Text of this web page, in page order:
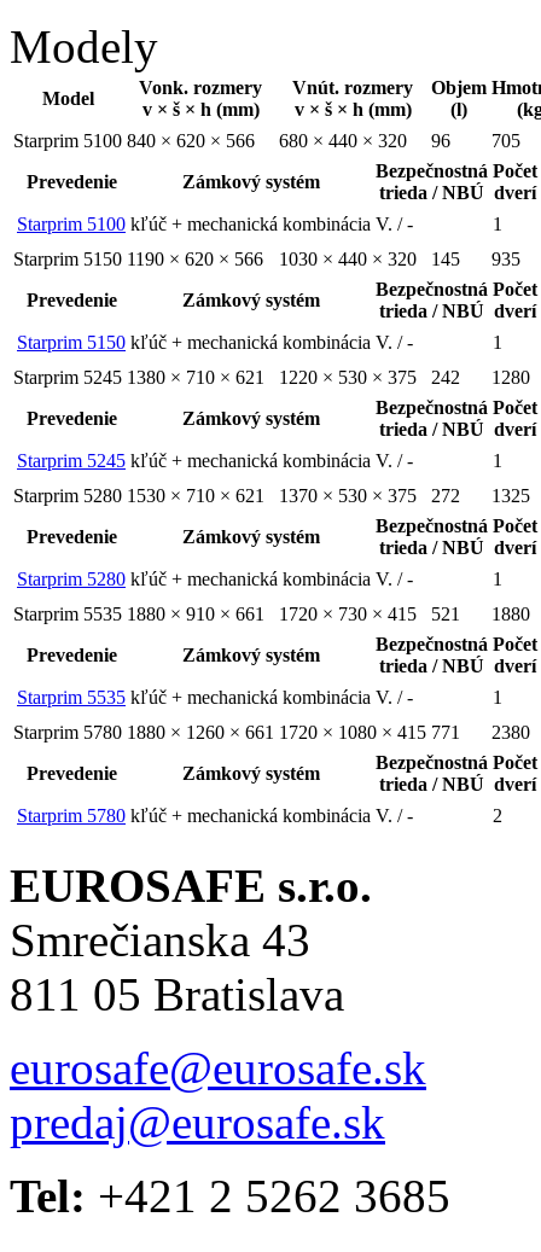
Modely
Model
Vonk. rozmery
v × š × h (mm)
Vnút. rozmery
v × š × h (mm)
Objem
(l)
Starprim 5100 840 × 620 × 566 680 × 440 × 320 96
705
Prevedenie
Zámkový systém
Bezpečnostná
trieda / NBÚ
Počet
dverí
Starprim 5100 kľúč + mechanická kombinácia V. / -
1
Starprim 5150 1190 × 620 × 566 1030 × 440 × 320 145
935
Prevedenie
Zámkový systém
Bezpečnostná
trieda / NBÚ
Počet
dverí
Starprim 5150 kľúč + mechanická kombinácia V. / -
1
Starprim 5245 1380 × 710 × 621 1220 × 530 × 375 242
1280
Prevedenie
Zámkový systém
Bezpečnostná
trieda / NBÚ
Počet
dverí
Starprim 5245 kľúč + mechanická kombinácia V. / -
1
Starprim 5280 1530 × 710 × 621 1370 × 530 × 375 272
1325
Prevedenie
Zámkový systém
Bezpečnostná
trieda / NBÚ
Počet
dverí
Starprim 5280 kľúč + mechanická kombinácia V. / -
1
Starprim 5535 1880 × 910 × 661 1720 × 730 × 415 521
1880
Prevedenie
Zámkový systém
Bezpečnostná
trieda / NBÚ
Počet
dverí
Starprim 5535 kľúč + mechanická kombinácia V. / -
1
Starprim 5780 1880 × 1260 × 661 1720 × 1080 × 415 771
2380
Prevedenie
Zámkový systém
Bezpečnostná
trieda / NBÚ
Počet
dverí
Starprim 5780 kľúč + mechanická kombinácia V. / - 2
EUROSAFE s.r.o.
Smrečianska 43
811 05 Bratislava
eurosafe@eurosafe.sk
predaj@eurosafe.sk
Tel: +421 2 5262 3685